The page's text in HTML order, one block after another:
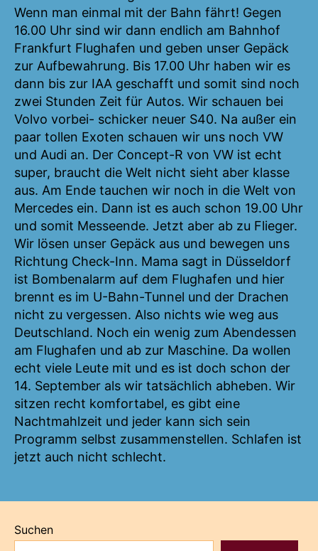
Wenn man einmal mit der Bahn fährt! Gegen
16.00 Uhr sind wir dann endlich am Bahnhof
Frankfurt Flughafen und geben unser Gepäck
zur Aufbewahrung. Bis 17.00 Uhr haben wir es
dann bis zur IAA geschafft und somit sind noch
zwei Stunden Zeit für Autos. Wir schauen bei
Volvo vorbei- schicker neuer S40. Na außer ein
paar tollen Exoten schauen wir uns noch VW
und Audi an. Der Concept-R von VW ist echt
super, braucht die Welt nicht sieht aber klasse
aus. Am Ende tauchen wir noch in die Welt von
Mercedes ein. Dann ist es auch schon 19.00 Uhr
und somit Messeende. Jetzt aber ab zu Flieger.
Wir lösen unser Gepäck aus und bewegen uns
Richtung Check-Inn. Mama sagt in Düsseldorf
ist Bombenalarm auf dem Flughafen und hier
brennt es im U-Bahn-Tunnel und der Drachen
nicht zu vergessen. Also nichts wie weg aus
Deutschland. Noch ein wenig zum Abendessen
am Flughafen und ab zur Maschine. Da wollen
echt viele Leute mit und es ist doch schon der
14. September als wir tatsächlich abheben. Wir
sitzen recht komfortabel, es gibt eine
Nachtmahlzeit und jeder kann sich sein
Programm selbst zusammenstellen. Schlafen ist
jetzt auch nicht schlecht.
Suchen